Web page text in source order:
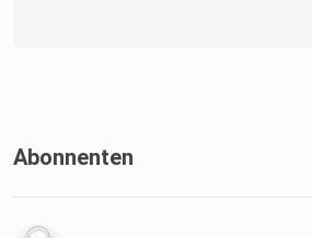
Abonnenten